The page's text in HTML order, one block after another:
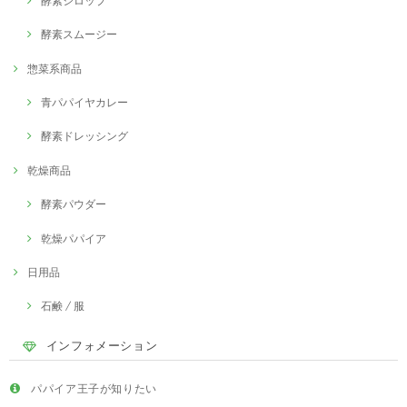
酵素スムージー
惣菜系商品
青パパイヤカレー
酵素ドレッシング
乾燥商品
酵素パウダー
乾燥パパイア
日用品
石鹸 / 服
インフォメーション
パパイア王子が知りたい